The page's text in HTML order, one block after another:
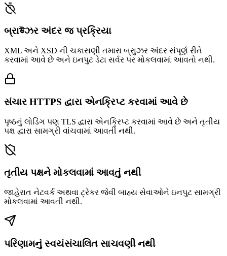
બ્રાউઝર અંદર જ પ્રક્રિયા
XML અને XSD ની ચકાસણી તમારા બ્રાુઝર અંદર સંપૂર્ણ રીતે
કરવામાં આવે છે અને ઇનપુટ ડેટા સર્વર પર મોકલવામાં આવતો નથી.
સંચાર HTTPS દ્વારા એનક્રિપ્ટ કરવામાં આવે છે
પૃષ્ઠનું લોડિંગ પણ TLS દ્વારા એનક્રિપ્ટ કરવામાં આવે છે અને તૃતીય
પક્ષ દ્વારા સામગ્રી વાંચવામાં આવતી નથી.
તૃતીય પક્ષને મોકલવામાં આવતું નથી
જાહેરાત નેટવર્ક અથવા ટ્રેકર જેવી બાહ્ય સેવાઓને ઇનપુટ સામગ્રી
મોકલવામાં આવતી નથી.
પરિણામનું સ્વયંસંચાલિત સાચવણી નથી